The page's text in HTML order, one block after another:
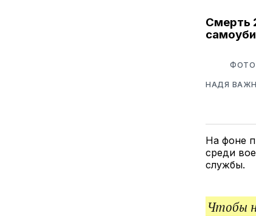
Смерть
ФОТО:
НАДЯ
На фоне
среди
службы.
Чтобы